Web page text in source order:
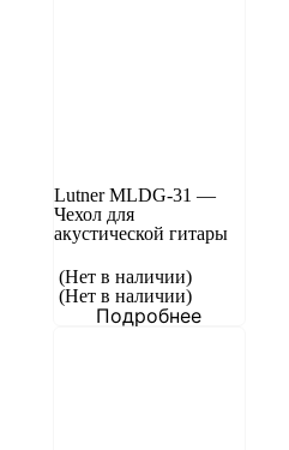
Lutner MLDG-31 —
Чехол для
акустической гитары
(Нет в наличии)
(Нет в наличии)
Подробнее